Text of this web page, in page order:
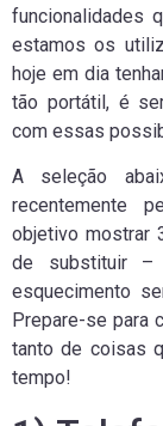
funcionalidades
estamos os
hoje em dia
tão portátil, é
com essas
A seleção
recentemente
objetivo mostrar
de substituir –
esquecimento
Prepare-se para
tanto de coisas
tempo!